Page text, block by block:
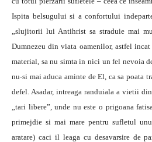
Ispita belsugului si a confortului
„slujitorii lui Antihrist sa straduie mai
Dumnezeu din viata oamenilor, astfel
material, sa nu simta in nici un fel nevoia
nu-si mai aduca aminte de El, ca sa poata
defel. Asadar, intreaga randuiala a vietii
„tari libere”, unde nu este o prigoana
primejdie si mai mare pentru sufletul
aratare) caci il leaga cu desavarsire de